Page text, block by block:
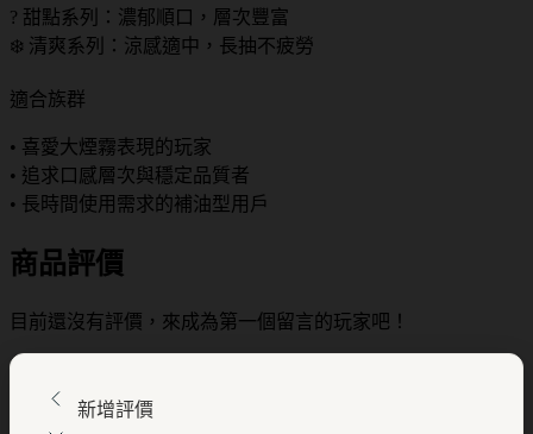
? 甜點系列：濃郁順口，層次豐富
❄️ 清爽系列：涼感適中，長抽不疲勞
適合族群
• 喜愛大煙霧表現的玩家
• 追求口感層次與穩定品質者
• 長時間使用需求的補油型用戶
商品評價
目前還沒有評價，來成為第一個留言的玩家吧！
新增評價